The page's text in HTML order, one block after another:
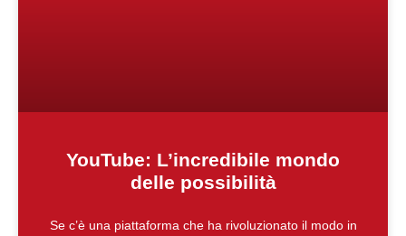
YouTube: L’incredibile mondo
delle possibilità
Se c’è una piattaforma che ha rivoluzionato il modo in